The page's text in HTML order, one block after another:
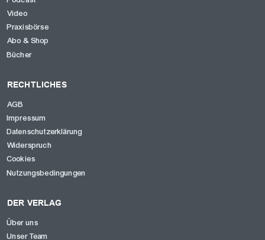
Video
Praxisbörse
Abo & Shop
Bücher
RECHTLICHES
AGB
Impressum
Datenschutzerklärung
Widerspruch
Cookies
Nutzungsbedingungen
DER VERLAG
Über uns
Unser Team